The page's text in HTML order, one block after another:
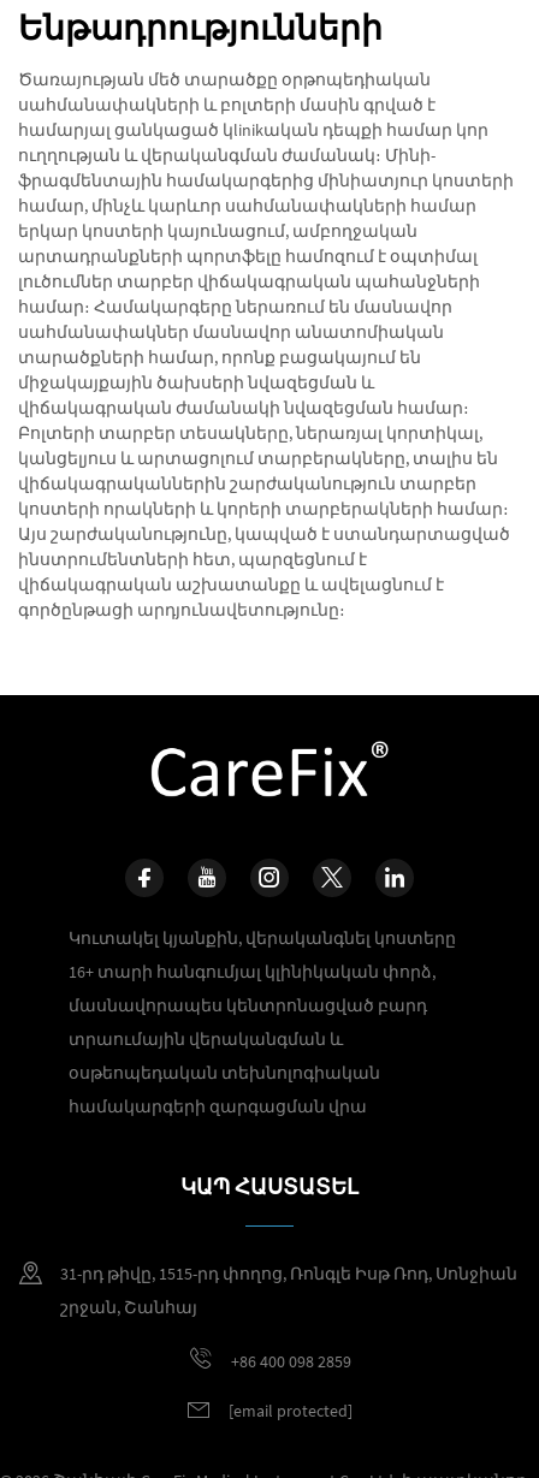
Ենթադրությունների
Ծառայության մեծ տարածքը օրթոպեդիական
սահմանափակների և բոլտերի մասին գրված է
համարյալ ցանկացած կlinikական դեպքի համար կոր
ուղղության և վերականգման ժամանակ։ Մինի-
ֆրագմենտային համակարգերից մինիատյուր կոստերի
համար, մինչև կարևոր սահմանափակների համար
երկար կոստերի կայունացում, ամբողջական
արտադրանքների պորտֆելը համոզում է օպտիմալ
լուծումներ տարբեր վիճակագրական պահանջների
համար։ Համակարգերը ներառում են մասնավոր
սահմանափակներ մասնավոր անատոմիական
տարածքների համար, որոնք բացակայում են
միջակայքային ծախսերի նվազեցման և
վիճակագրական ժամանակի նվազեցման համար։
Բոլտերի տարբեր տեսակները, ներառյալ կորտիկալ,
կանցելյուս և արտացոլում տարբերակները, տալիս են
վիճակագրականներին շարժականություն տարբեր
կոստերի որակների և կորերի տարբերակների համար։
Այս շարժականությունը, կապված է ստանդարտացված
ինստրումենտների հետ, պարզեցնում է
վիճակագրական աշխատանքը և ավելացնում է
գործընթացի արդյունավետությունը։
Կուտակել կյանքին, վերականգնել կոստերը
16+ տարի հանգումյալ կլինիկական փորձ,
մասնավորապես կենտրոնացված բարդ
տրաումային վերականգման և
օսթեոպեդական տեխնոլոգիական
համակարգերի զարգացման վրա
ԿԱՊ ՀԱՍՏԱՏԵԼ
31-րդ թիվը, 1515-րդ փողոց, Ռոնգլե Իսթ Ռոդ, Սոնջիան
շրջան, Շանհայ
+86 400 098 2859
[email protected]